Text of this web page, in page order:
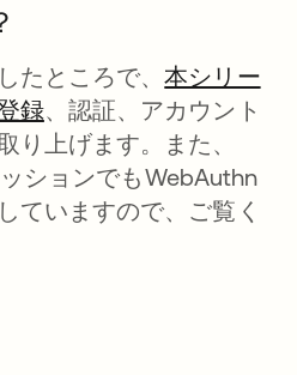
たところで、本シリー
録新しいタブで開く
、認証、アカウント
り上げます。また、
ションでもWebAuthn
ていますので、ご覧く